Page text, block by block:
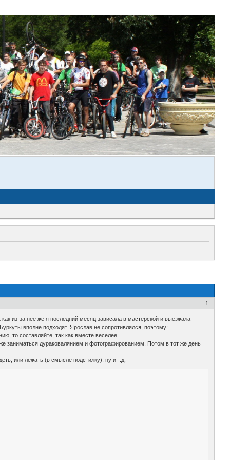
1
из-за нее же я последний месяц зависала в мастерской и выезжала
вполне подходят. Ярослав не сопротивлялся, поэтому:
то составляйте, так как вместе веселее.
заниматься дураковалянием и фотографированием. Потом в тот же день
или лежать (в смысле подстилку), ну и т.д.